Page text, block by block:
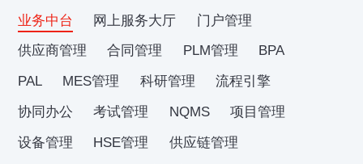
业务中台
网上服务大厅
门户管理
供应商管理
合同管理 PLM管理
BPA
PAL
MES管理 科研管理
流程引擎
协同办公
考试管理 NQMS
项目管理
设备管理
HSE管理
供应链管理